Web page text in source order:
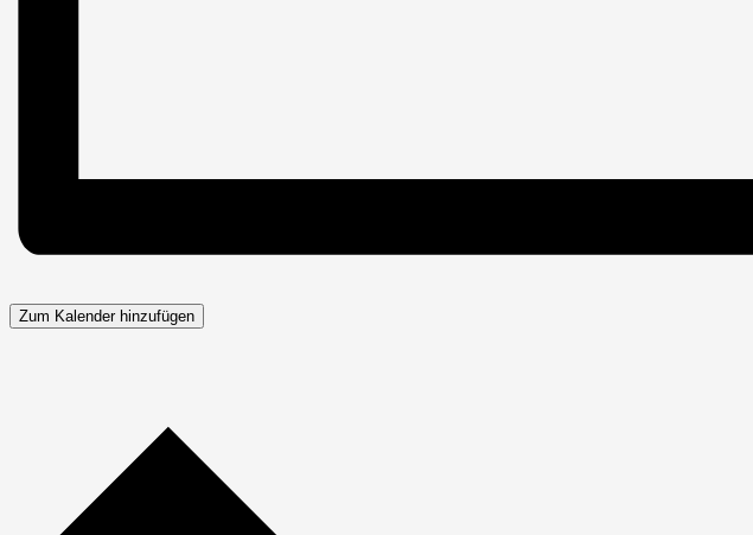
Zum Kalender hinzufügen